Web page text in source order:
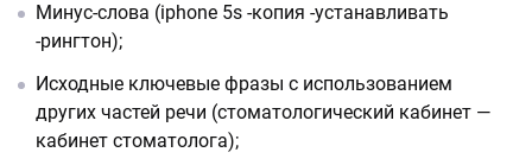
Минус-слова (iphone 5s -копия -устанавливать
-рингтон);
Исходные ключевые фразы с использованием
других частей речи (стоматологический кабинет —
кабинет стоматолога);